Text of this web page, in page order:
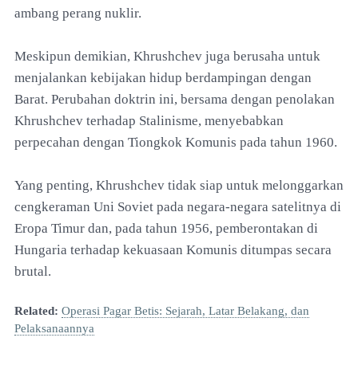
ambang perang nuklir.
Meskipun demikian, Khrushchev juga berusaha untuk
menjalankan kebijakan hidup berdampingan dengan
Barat. Perubahan doktrin ini, bersama dengan penolakan
Khrushchev terhadap Stalinisme, menyebabkan
perpecahan dengan Tiongkok Komunis pada tahun 1960.
Yang penting, Khrushchev tidak siap untuk melonggarkan
cengkeraman Uni Soviet pada negara-negara satelitnya di
Eropa Timur dan, pada tahun 1956, pemberontakan di
Hungaria terhadap kekuasaan Komunis ditumpas secara
brutal.
Related: Operasi Pagar Betis: Sejarah, Latar Belakang, dan
Pelaksanaannya